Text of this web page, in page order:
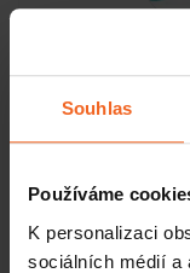
Souhlas
Používáme
K personalizaci
sociálních médií a
700 Kč